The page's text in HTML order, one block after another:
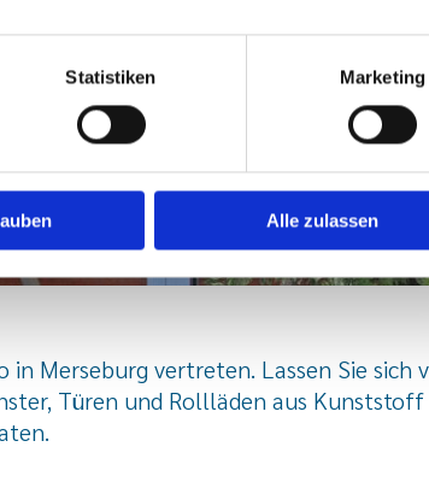
Statistiken Marketing
Alle zulassen
Merseburg vertreten. Lassen Sie
Türen und Rollläden aus Kunststoff